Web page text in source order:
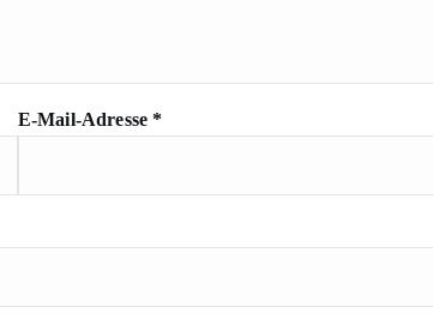
E-Mail-Adresse *